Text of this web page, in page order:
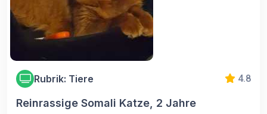
Rubrik: Tiere 4.8
Reinrassige Somali Katze, 2 Jahre